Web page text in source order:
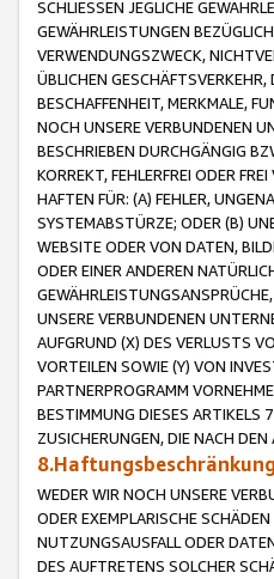
SCHLIESSEN JEGLICHE
GEWÄHRLEISTUNGEN
VERWENDUNGSZWECK,
ÜBLICHEN
BESCHAFFENHEIT, MERKMALE,
NOCH UNSERE VERBUNDENEN
BESCHRIEBEN DURCHGÄNGIG
KORREKT, FEHLERFREI ODER
HAFTEN FÜR: (A) FEHLER,
SYSTEMABSTÜRZE; ODER (B)
WEBSITE ODER VON DATEN,
ODER EINER ANDEREN
UNSERE VERBUNDENEN
AUFGRUND (X) DES VERLUSTS
VORTEILEN SOWIE (Y) VON
PARTNERPROGRAMM
BESTIMMUNG DIESES ARTIKELS
ZUSICHERUNGEN, DIE NACH
WEDER WIR NOCH UNSERE
ODER EXEMPLARISCHE
NUTZUNGSAUSFALL ODER
DES AUFTRETENS SOLCHER